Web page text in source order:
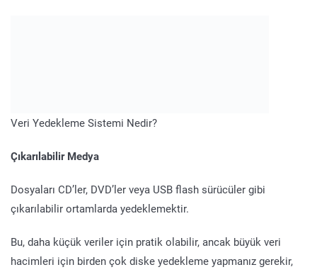
Veri Yedekleme Sistemi Nedir?
Çıkarılabilir Medya
Dosyaları CD’ler, DVD’ler veya USB flash sürücüler gibi
çıkarılabilir ortamlarda yedeklemektir.
Bu, daha küçük veriler için pratik olabilir, ancak büyük veri
hacimleri için birden çok diske yedekleme yapmanız gerekir,